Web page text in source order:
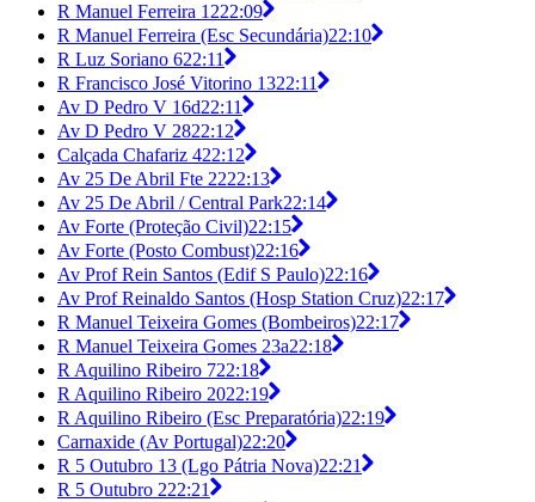
R Manuel Ferreira 1222:09
R Manuel Ferreira (Esc Secundária)22:10
R Luz Soriano 622:11
R Francisco José Vitorino 1322:11
Av D Pedro V 16d22:11
Av D Pedro V 2822:12
Calçada Chafariz 422:12
Av 25 De Abril Fte 2222:13
Av 25 De Abril / Central Park22:14
Av Forte (Proteção Civil)22:15
Av Forte (Posto Combust)22:16
Av Prof Rein Santos (Edif S Paulo)22:16
Av Prof Reinaldo Santos (Hosp Station Cruz)22:17
R Manuel Teixeira Gomes (Bombeiros)22:17
R Manuel Teixeira Gomes 23a22:18
R Aquilino Ribeiro 722:18
R Aquilino Ribeiro 2022:19
R Aquilino Ribeiro (Esc Preparatória)22:19
Carnaxide (Av Portugal)22:20
R 5 Outubro 13 (Lgo Pátria Nova)22:21
R 5 Outubro 222:21